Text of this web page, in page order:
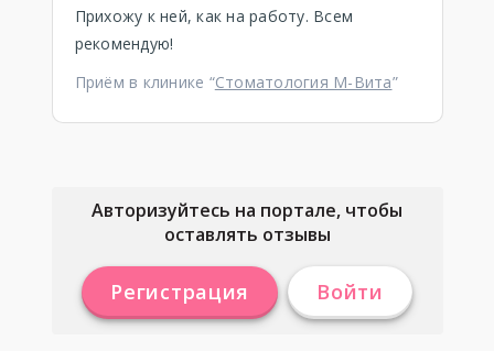
Прихожу к ней, как на работу. Всем
рекомендую!
Приём в клинике “Стоматология М-Вита”
Авторизуйтесь на портале, чтобы
оставлять отзывы
Регистрация Войти